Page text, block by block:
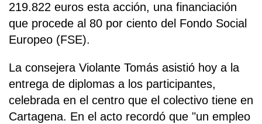
219.822 euros esta acción, una financiación
que procede al 80 por ciento del Fondo Social
Europeo (FSE).
La consejera Violante Tomás asistió hoy a la
entrega de diplomas a los participantes,
celebrada en el centro que el colectivo tiene en
Cartagena. En el acto recordó que "un empleo